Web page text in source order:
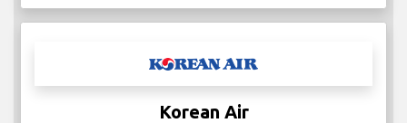
Korean Air